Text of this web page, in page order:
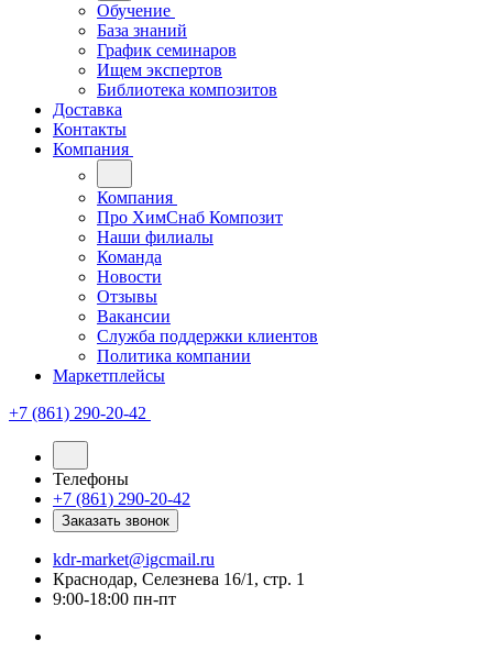
Обучение
База знаний
График семинаров
Ищем экспертов
Библиотека композитов
Доставка
Контакты
Компания
Компания
Про ХимСнаб Композит
Наши филиалы
Команда
Новости
Отзывы
Вакансии
Служба поддержки клиентов
Политика компании
Маркетплейсы
+7 (861) 290-20-42
Телефоны
+7 (861) 290-20-42
Заказать звонок
kdr-market@igcmail.ru
Краснодар, Селезнева 16/1, стр. 1
9:00-18:00 пн-пт